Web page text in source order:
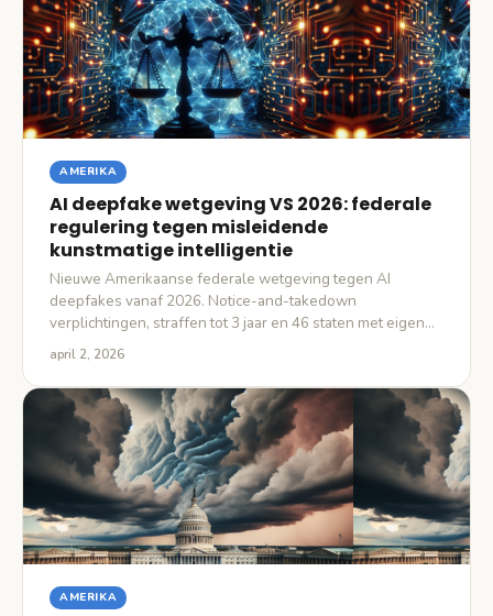
AMERIKA
AI deepfake wetgeving VS 2026: federale
regulering tegen misleidende
kunstmatige intelligentie
Nieuwe Amerikaanse federale wetgeving tegen AI
deepfakes vanaf 2026. Notice-and-takedown
verplichtingen, straffen tot 3 jaar en 46 staten met eigen…
april 2, 2026
AMERIKA